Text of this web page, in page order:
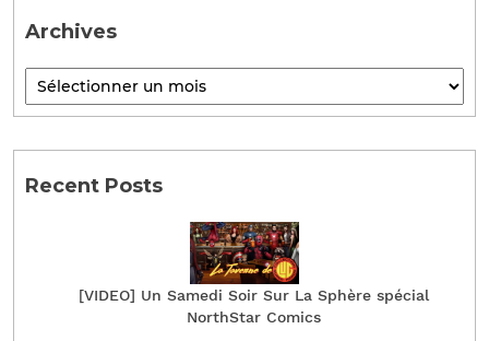
Archives
Recent Posts
[VIDEO] Un Samedi Soir Sur La Sphère spécial
NorthStar Comics